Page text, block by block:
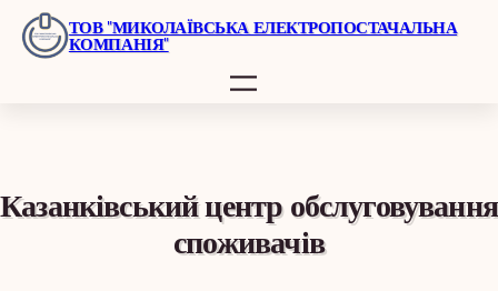
ПерейтиТОВ "МИКОЛАЇВСЬКА ЕЛЕКТРОПОСТАЧАЛЬНА
КОМПАНІЯ"
Казанківський центр обслуговування
споживачів